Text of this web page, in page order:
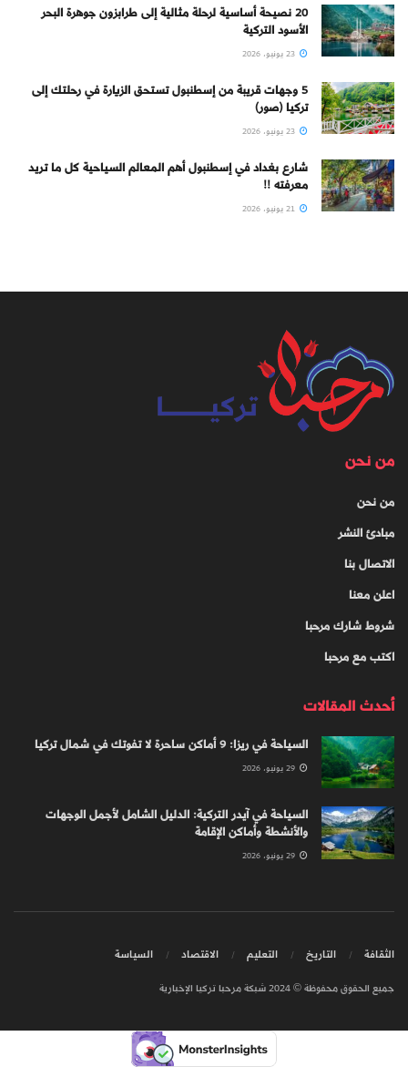
20 نصيحة أساسية لرحلة مثالية إلى طرابزون جوهرة البحر
الأسود التركية
5 وجهات قريبة من إسطنبول تستحق الزيارة في رحلتك إلى
تركيا (صور)
شارع بغداد في إسطنبول أهم المعالم السياحية كل ما تريد
معرفته !!
من نحن
من نحن
مبادئ النشر
الاتصال بنا
اعلن معنا
شروط شارك مرحبا
اكتب مع مرحبا
أحدث المقالات
السياحة في ريزا: 9 أماكن ساحرة لا تفوتك في شمال تركيا
السياحة في آيدر التركية: الدليل الشامل لأجمل الوجهات
والأنشطة وأماكن الإقامة
الثقافة التاريخ التعليم الاقتصاد السياسة
جميع الحقوق محفوظة © 2024 شبكة مرحبا تركيا الإخبارية